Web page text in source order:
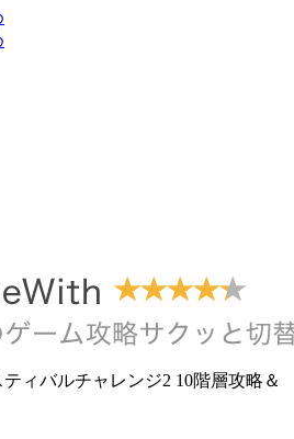
ィバルチャレンジ2 10階層攻略＆